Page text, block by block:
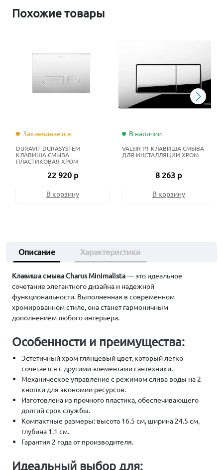
Похожие товары
Заканчивается
DURAVIT DURASYSTEM
КЛАВИША СМЫВА
ПЛАСТИКОВАЯ ХРОМ
ГЛЯНЦЕВЫЙ
22 920 р
В корзину
В наличии
VALSIR P1 КЛАВИША СМЫВА
ДЛЯ ИНСТАЛЛЯЦИИ ХРОМ
8 263 р
В корзину
Описание Характеристики
Клавиша смыва Charus Minimalista— это идеальное
сочетание элегантного дизайна и надежной
функциональности. Выполненная в современном
хромированном стиле, она станет гармоничным
дополнением любого интерьера.
Особенности и преимущества:
Эстетичный хром глянцевый цвет, который легко
сочетается с другими элементами сантехники.
Механическое управление с режимом слива воды на 2
кнопки для экономии ресурсов.
Изготовлена из прочного пластика, обеспечивающего
долгий срок службы.
Компактные размеры: высота 16.5 см, ширина 24.5 см,
глубина 1.1 см.
Гарантия 2 года от производителя.
Идеальный выбор для: